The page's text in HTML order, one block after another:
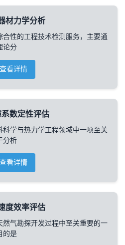
材力学分析
性的工程技术检测服务，主要通
论分
查看详情
数定性评估
学与热力学工程领域中一项至关
分析
查看详情
度效率评估
气勘探开发过程中至关重要的一
的是